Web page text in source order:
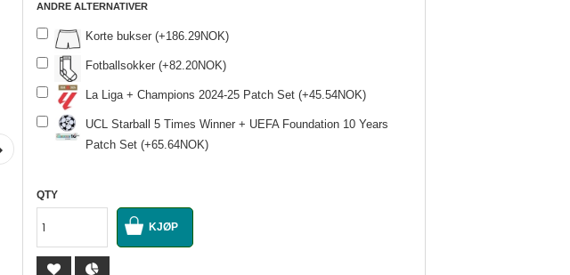
ANDRE ALTERNATIVER
Korte bukser (+186.29NOK)
Fotballsokker (+82.20NOK)
La Liga + Champions 2024-25 Patch Set (+45.54NOK)
UCL Starball 5 Times Winner + UEFA Foundation 10 Years
Patch Set (+65.64NOK)
QTY